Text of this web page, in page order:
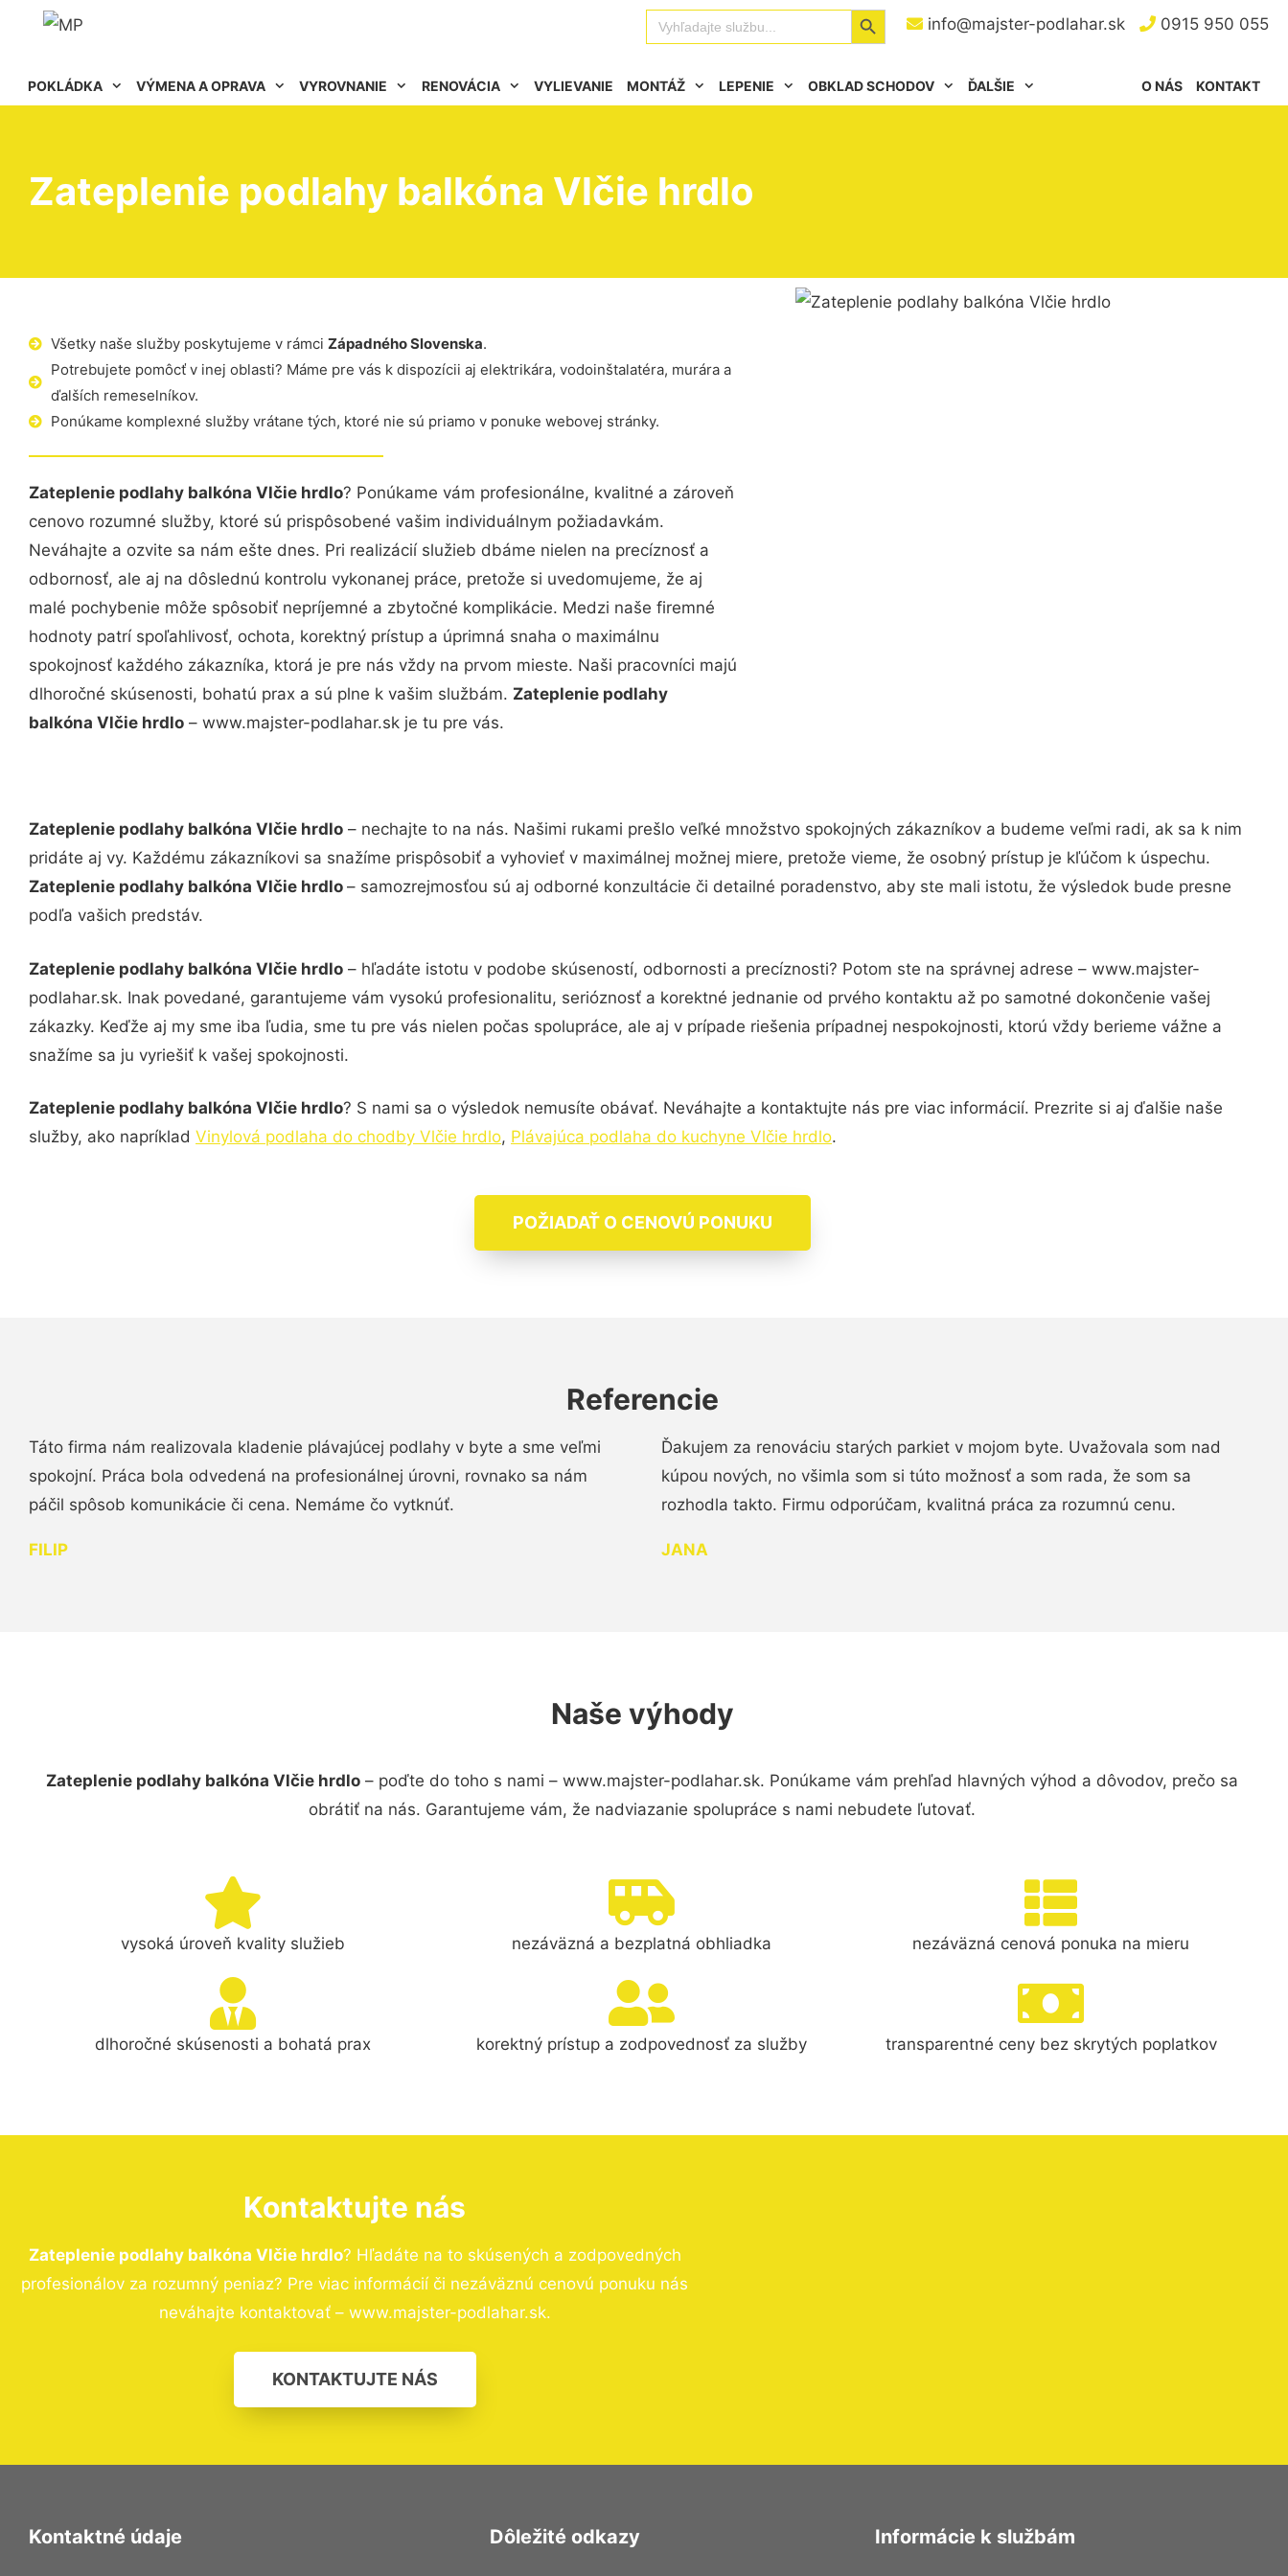
info@majster-podlahar.sk 0915 950 055
Search
for:
Search Button
POKLÁDKA VÝMENA A OPRAVA VYROVNANIE RENOVÁCIA VYLIEVANIE MONTÁŽ LEPENIE OBKLAD SCHODOV ĎALŠIE KONTAKT
O NÁS
Zateplenie podlahy balkóna Vlčie hrdlo
Všetky naše služby poskytujeme v rámci Západného Slovenska.
Potrebujete pomôcť v inej oblasti? Máme pre vás k dispozícii aj elektrikára, vodoinštalatéra, murára a
ďalších remeselníkov.
Ponúkame komplexné služby vrátane tých, ktoré nie sú priamo v ponuke webovej stránky.
Zateplenie podlahy balkóna Vlčie hrdlo? Ponúkame vám profesionálne, kvalitné a zároveň
cenovo rozumné služby, ktoré sú prispôsobené vašim individuálnym požiadavkám.
Neváhajte a ozvite sa nám ešte dnes. Pri realizácií služieb dbáme nielen na precíznosť a
odbornosť, ale aj na dôslednú kontrolu vykonanej práce, pretože si uvedomujeme, že aj
malé pochybenie môže spôsobiť nepríjemné a zbytočné komplikácie. Medzi naše firemné
hodnoty patrí spoľahlivosť, ochota, korektný prístup a úprimná snaha o maximálnu
spokojnosť každého zákazníka, ktorá je pre nás vždy na prvom mieste. Naši pracovníci majú
dlhoročné skúsenosti, bohatú prax a sú plne k vašim službám. Zateplenie podlahy
balkóna Vlčie hrdlo – www.majster-podlahar.sk je tu pre vás.
Zateplenie podlahy balkóna Vlčie hrdlo – nechajte to na nás. Našimi rukami prešlo veľké množstvo spokojných zákazníkov a budeme veľmi radi, ak sa k nim
pridáte aj vy. Každému zákazníkovi sa snažíme prispôsobiť a vyhovieť v maximálnej možnej miere, pretože vieme, že osobný prístup je kľúčom k úspechu.
Zateplenie podlahy balkóna Vlčie hrdlo – samozrejmosťou sú aj odborné konzultácie či detailné poradenstvo, aby ste mali istotu, že výsledok bude presne
podľa vašich predstáv.
Zateplenie podlahy balkóna Vlčie hrdlo – hľadáte istotu v podobe skúseností, odbornosti a precíznosti? Potom ste na správnej adrese – www.majster-
podlahar.sk. Inak povedané, garantujeme vám vysokú profesionalitu, serióznosť a korektné jednanie od prvého kontaktu až po samotné dokončenie vašej
zákazky. Keďže aj my sme iba ľudia, sme tu pre vás nielen počas spolupráce, ale aj v prípade riešenia prípadnej nespokojnosti, ktorú vždy berieme vážne a
snažíme sa ju vyriešiť k vašej spokojnosti.
Zateplenie podlahy balkóna Vlčie hrdlo? S nami sa o výsledok nemusíte obávať. Neváhajte a kontaktujte nás pre viac informácií. Prezrite si aj ďalšie naše
služby, ako napríklad Vinylová podlaha do chodby Vlčie hrdlo, Plávajúca podlaha do kuchyne Vlčie hrdlo.
POŽIADAŤ O CENOVÚ PONUKU
Referencie
Táto firma nám realizovala kladenie plávajúcej podlahy v byte a sme veľmi
spokojní. Práca bola odvedená na profesionálnej úrovni, rovnako sa nám
páčil spôsob komunikácie či cena. Nemáme čo vytknúť.
FILIP
Ďakujem za renováciu starých parkiet v mojom byte. Uvažovala som nad
kúpou nových, no všimla som si túto možnosť a som rada, že som sa
rozhodla takto. Firmu odporúčam, kvalitná práca za rozumnú cenu.
JANA
Naše výhody
Zateplenie podlahy balkóna Vlčie hrdlo – poďte do toho s nami – www.majster-podlahar.sk. Ponúkame vám prehľad hlavných výhod a dôvodov, prečo sa
obrátiť na nás. Garantujeme vám, že nadviazanie spolupráce s nami nebudete ľutovať.
vysoká úroveň kvality služieb nezáväzná a bezplatná obhliadka nezáväzná cenová ponuka na mieru
dlhoročné skúsenosti a bohatá prax korektný prístup a zodpovednosť za služby transparentné ceny bez skrytých poplatkov
Kontaktujte nás
Zateplenie podlahy balkóna Vlčie hrdlo? Hľadáte na to skúsených a zodpovedných
profesionálov za rozumný peniaz? Pre viac informácií či nezáväznú cenovú ponuku nás
neváhajte kontaktovať – www.majster-podlahar.sk.
KONTAKTUJTE NÁS
Kontaktné údaje Dôležité odkazy Informácie k službám